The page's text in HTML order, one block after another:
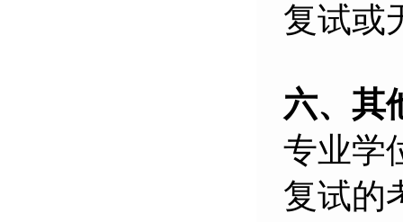
复试或
六、其
专业学
复试的